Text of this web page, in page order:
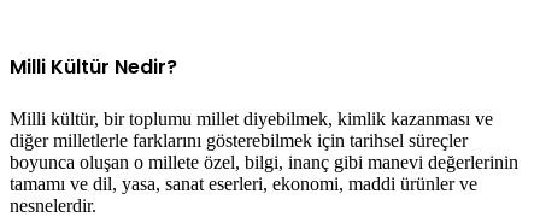
Milli Kültür Nedir?
Milli kültür, bir toplumu millet diyebilmek, kimlik kazanması ve
diğer milletlerle farklarını gösterebilmek için tarihsel süreçler
boyunca oluşan o millete özel, bilgi, inanç gibi manevi değerlerinin
tamamı ve dil, yasa, sanat eserleri, ekonomi, maddi ürünler ve
nesnelerdir.